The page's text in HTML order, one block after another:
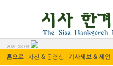
2026.08.09
홈으로 사진 & 동영상 기사제보 & 제언